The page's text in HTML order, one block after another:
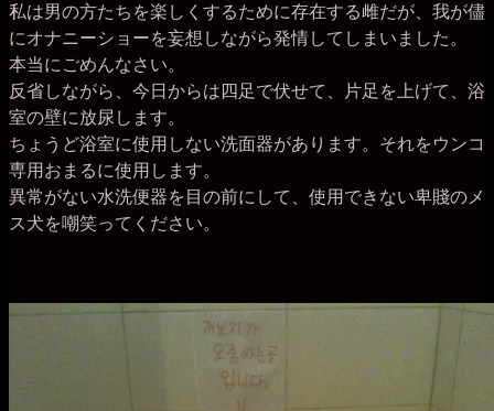
私は男の方たちを楽しくするために存在する雌だが、我が儘
にオナニーショーを妄想しながら発情してしまいました。
本当にごめんなさい。
反省しながら、今日からは四足で伏せて、片足を上げて、浴
室の壁に放尿します。
ちょうど浴室に使用しない洗面器があります。それをウンコ
専用おまるに使用します。
異常がない水洗便器を目の前にして、使用できない卑賤のメ
ス犬を嘲笑ってください。